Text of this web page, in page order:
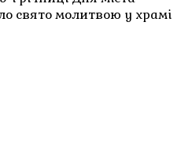
свято молитвою у храмі